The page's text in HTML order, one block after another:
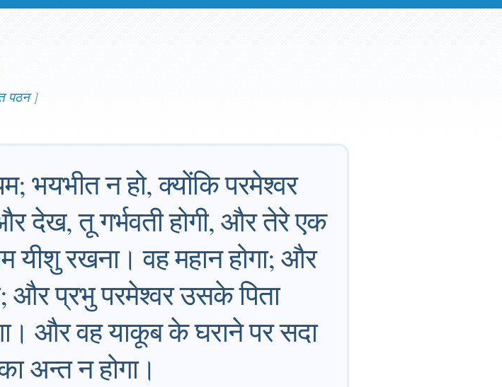
पठन]
भयभीत न हो, क्योंकि परमेश्वर
तू गर्भवती होगी, और तेरे एक
यीशु रखना। वह महान होगा; और
और प्रभु परमेश्वर उसके पिता
और वह याकूब के घराने पर सदा
अन्त न होगा।